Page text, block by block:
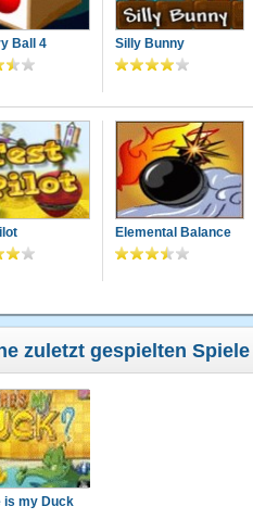
Ball 4 Silly Bunny
Elemental Balance
zuletzt gespielten Spiele
is my Duck